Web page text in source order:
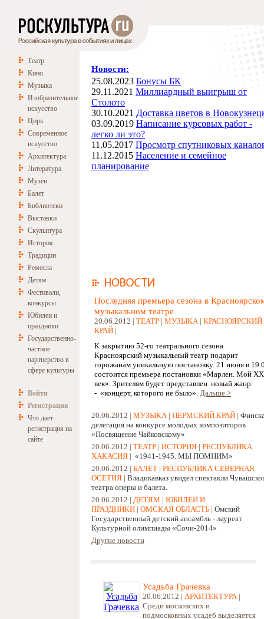
Театр
Кино
Музыка
Изобразительное
искусство
Цирк
Современное
искусство
Архитектура
Литература
Музеи
Балет
Библиотеки
Выставки
Скульптура
История
Традиции
Ремесла
Детям
Фестивали,
конкурсы
Юбилеи и
праздники
Государственно-
частное
партнерство в
сфере культуры
Войти
Регистрация
Что дает
регистрация на
сайте
Новости:
25.08.2023 Бонусы БК
29.11.2021 Миллиардный выигрыш от
Столото
30.10.2021 Доставка цветов в
03.09.2019 Написание курсовых работ -
легко ли это?
11.05.2017 Просмотр спутниковых
11.12.2015 Население и семейное
планирование
Последняя премьера сезона в
музыкальном театре
20.06.2012 | ТЕАТР | МУЗЫКА| КРАСНОЯРСКИЙ
КРАЙ |
К закрытию 52-го театрального сезона
Красноярский музыкальный театр подарит
горожанам уникальную постановку. 21 июня в
состоится премьера постановки «Марлен. Мой XX
век». Зрителям будет представлен новый жанр
- «концерт, которого не было». Дальше >
20.06.2012 | МУЗЫКА| ПЕРМСКИЙ КРАЙ |
делегация на конкурсе молодых композиторов
«Посвящение Чайковскому»
20.06.2012 | ТЕАТР | ИСТОРИЯ | РЕСПУБЛИКА
ХАКАСИЯ | «1941-1945. МЫ ПОМНИМ»
20.06.2012 | БАЛЕТ | РЕСПУБЛИКА СЕВЕРНАЯ
ОСЕТИЯ | Владикавказ увидел спектакли
театра оперы и балета.
20.06.2012 | ДЕТЯМ | ЮБИЛЕИ И
ПРАЗДНИКИ | ОМСКАЯ ОБЛАСТЬ | Омский
Государственный детский ансамбль - лауреат
Культурной олимпиады «Сочи-2014»
Другие новости
Усадьба Грачевка
20.06.2012 | АРХИТЕКТУРА|
Среди московских и
подмосковных усадеб выделяется